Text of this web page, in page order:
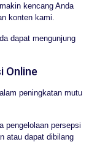
kencang Anda
konten kami.
dapat mengunjung
Online
peningkatan mutu
pengelolaan persepsi
atau dapat dibilang